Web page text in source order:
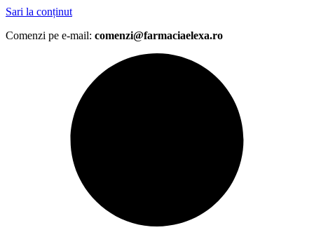
Sari la conținut
Comenzi pe e-mail: comenzi@farmaciaelexa.ro